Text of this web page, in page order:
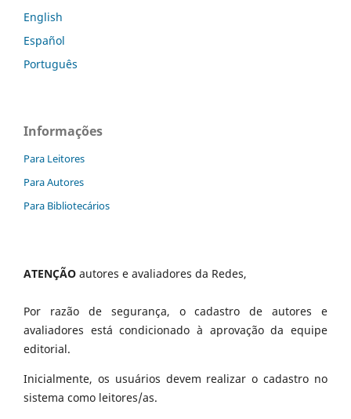
English
Español
Português
Informações
Para Leitores
Para Autores
Para Bibliotecários
ATENÇÃO autores e avaliadores da Redes,
Por razão de segurança, o cadastro de autores e
avaliadores está condicionado à aprovação da equipe
editorial.
Inicialmente, os usuários devem realizar o cadastro no
sistema como leitores/as.